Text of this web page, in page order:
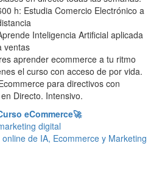
h: Estudia Comercio Electrónico a
Inteligencia Artificial aplicada
ventas
aprender ecommerce a tu ritmo
el curso con acceso de por vida.
para directivos con
Directo. Intensivo.
eCommerce🚀
digital
de IA, Ecommerce y Marketing